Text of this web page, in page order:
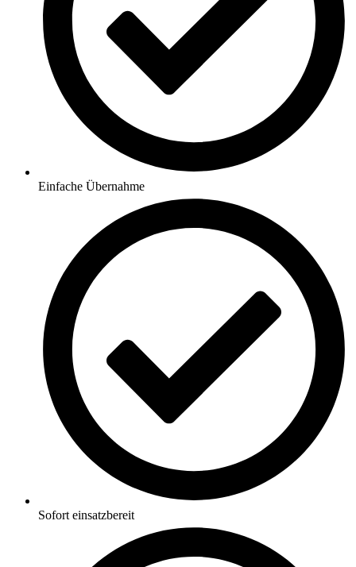
Einfache Übernahme
Sofort einsatzbereit